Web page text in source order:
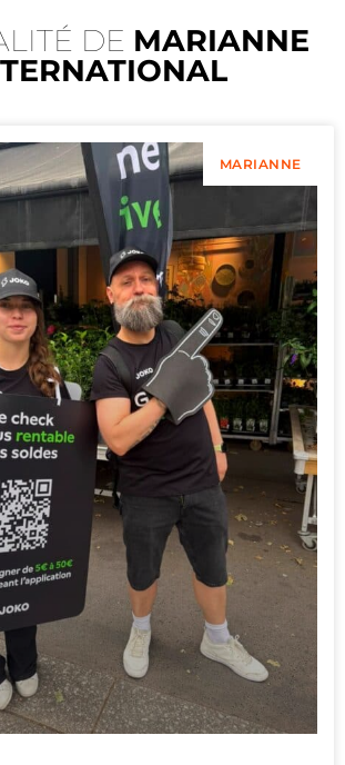
DE MARIANNE
MARIANNE